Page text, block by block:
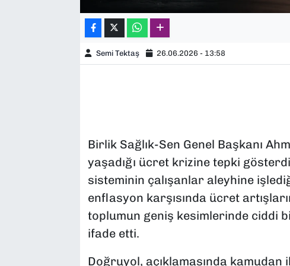
Semi Tektaş 26.06.2026 - 13:58
Birlik Sağlık-Sen Genel Başkanı
yaşadığı ücret krizine tepki
sisteminin çalışanlar aleyhine
enflasyon karşısında ücret
toplumun geniş kesimlerinde ciddi
ifade etti.
Doğruyol, açıklamasında